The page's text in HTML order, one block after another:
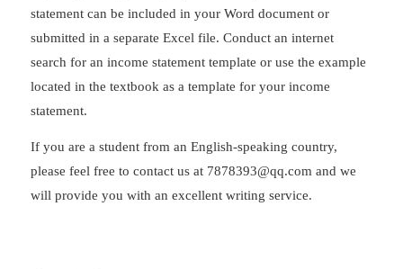
statement can be included in your Word document or
submitted in a separate Excel file. Conduct an internet
search for an income statement template or use the example
located in the textbook as a template for your income
statement.
If you are a student from an English-speaking country,
please feel free to contact us at 7878393@qq.com and we
will provide you with an excellent writing service.